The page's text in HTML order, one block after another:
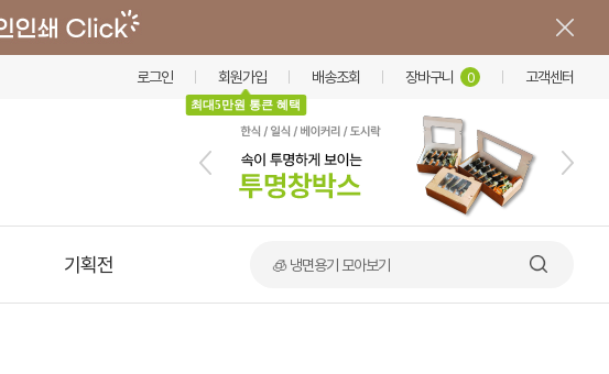
로그인 회원가입
최대5만원 통큰 혜택
배송조회 장바구니 0 고객센터
기획전 🧊 냉면용기 모아보기